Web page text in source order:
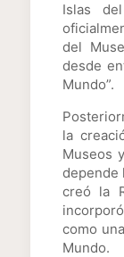
Islas
del
desde
Mundo”.
la
Museos
depende
creó la
como
Mundo.